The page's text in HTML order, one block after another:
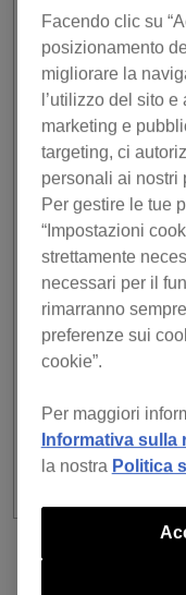
sviluppare le tue
nuova funzione
per passo il
level. Anche se non
console, potrai
professione del DJ.
Facendo clic su
posizionamento
migliorare la
l’utilizzo del sito
marketing e
targeting, ci
personali ai nostri
Per gestire le tue
“Impostazioni
strettamente
necessari per il
rimarranno
preferenze sui
cookie”.
Per maggiori
Informativa sulla
la nostra Politica